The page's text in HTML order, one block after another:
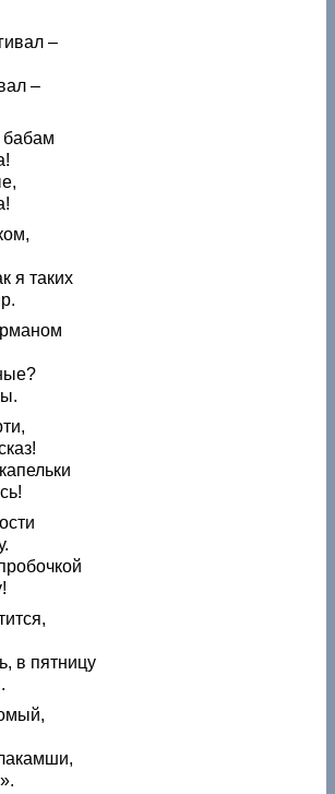
–
–
бабам
я таких
в пятницу